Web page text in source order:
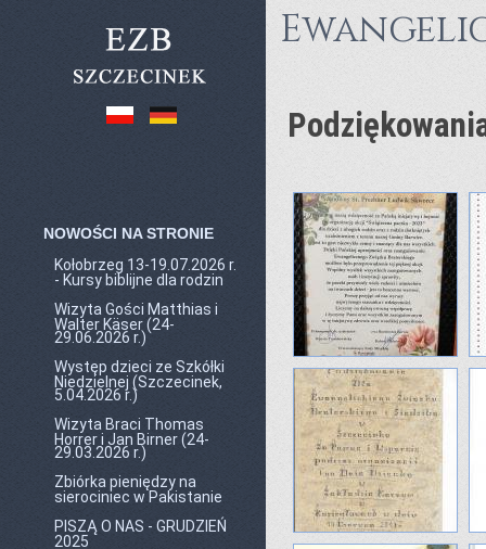
NOWOŚCI NA STRONIE
Kołobrzeg 13-19.07.2026 r.
- Kursy biblijne dla rodzin
Wizyta Gości Matthias i
Walter Käser (24-
29.06.2026 r.)
Występ dzieci ze Szkółki
Niedzielnej (Szczecinek,
5.04.2026 r.)
Wizyta Braci Thomas
Horrer i Jan Birner (24-
29.03.2026 r.)
Zbiórka pieniędzy na
sierociniec w Pakistanie
PISZĄ O NAS - GRUDZIEŃ
2025